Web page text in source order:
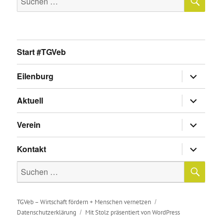
nach:
Start #TGVeb
Eilenburg
anzeigen
Aktuell
anzeigen
Verein
anzeigen
Kontakt
anzeigen
Suche
nach:
TGVeb – Wirtschaft fördern + Menschen vernetzen
Datenschutzerklärung
Mit Stolz präsentiert von WordPress